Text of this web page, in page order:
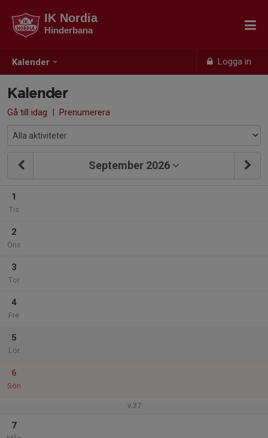
Kalender Logga in
IK Nordia
Hinderbana
Kalender
Gå till idag | Prenumerera
September 2026
1
Tis
2
Ons
3
Tor
4
Fre
5
Lör
6
Sön
v.37
7